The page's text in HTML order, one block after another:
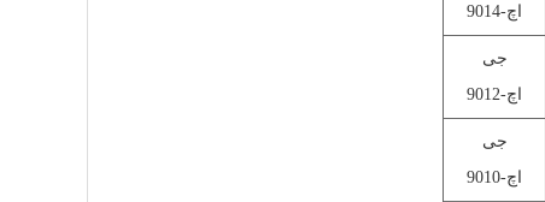
اچ-9014
جی
اچ-9012
جی
اچ-9010